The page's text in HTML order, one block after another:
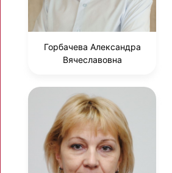
Горбачева Александра
Вячеславовна